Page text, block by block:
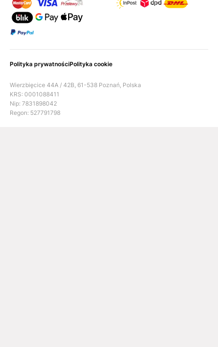
Polityka prywatnościPolityka cookie
Wierzbięcice 44A / 42B, 61-538 Poznań, Polska
KRS: 0001088411
Nip: 7831898042
Regon: 527791798